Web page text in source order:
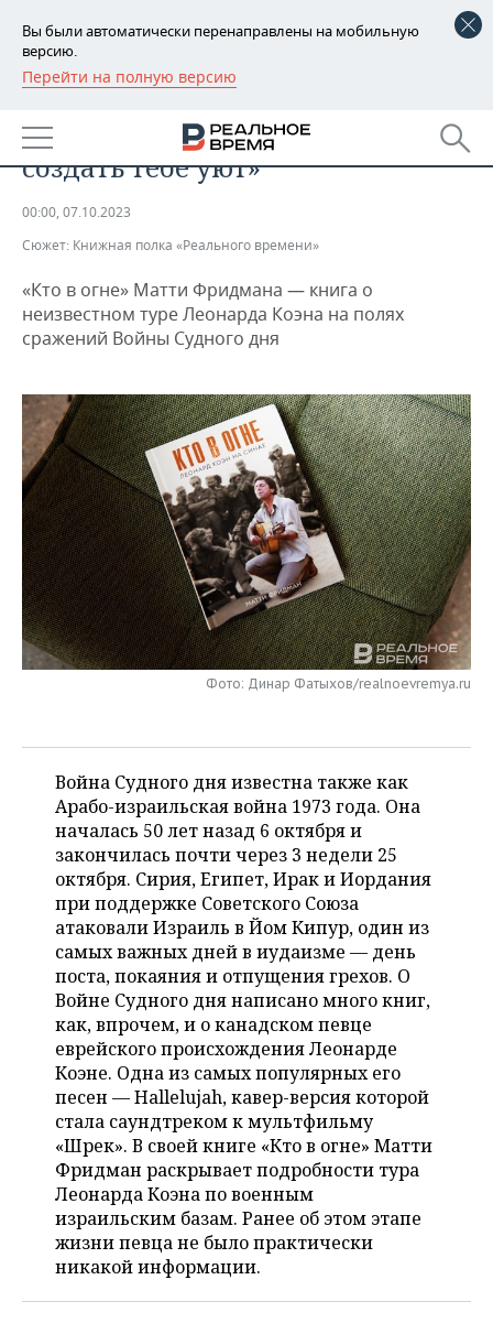
Вы были автоматически перенаправлены на мобильную
версию.
Перейти на полную версию
РЕГИОНЫ
БАШКОРТОСТАН
ТАТАРСТАН
НОВОСТИ
АНАЛИТИКА
ДЕКЛАРАЦИИ О ДОХОДАХ
КОРОЛИ ГОСЗАКАЗА ПФО
КОМУ ПРИНАДЛЕЖАТ
ТОРГОВЫЕ ЦЕНТРЫ
ТАТАРСТАНА
НОВОСТИ ЭКОНОМИКИ
ФИНАНСЫ
БЮДЖЕТ
ИНВЕСТИЦИИ
ПРОМЫШЛЕННОСТЬ
НОВОСТИ
ПРОМЫШЛЕННОСТИ
АГРОПРОМ
МАШИНОСТРОЕНИЕ
НЕФТЕХИМИЯ
НЕФТЬ
ОПК
ЭНЕРГЕТИКА
НЕДВИЖИМОСТЬ
НОВОСТИ АВТО
БИЗНЕС
НОВОСТИ БИЗНЕСА
РОЗНИЧНАЯ ТОРГОВЛЯ
ТРАНСПОРТ
УСЛУГИ
ТЕХНОЛОГИИ
НОВОСТИ ТЕХНОЛОГИЙ
IT
МЕДИА
ТЕЛЕКОММУНИКАЦИИ
МЕРОПРИЯТИЯ
НОВОСТИ МЕРОПРИЯТИЙ
ВЫЕЗДНАЯ РЕДАКЦИЯ
ОТКРЫТАЯ ЛЕКЦИЯ
СПОРТ
НОВОСТИ СПОРТА
БАСКЕТБОЛ
ВОЛЕЙБОЛ
КИБЕРСПОРТ
ФИГУРНОЕ КАТАНИЕ
ВОДНЫЕ ВИДЫ СПОРТА
ХОККЕЙ С МЯЧОМ
ОБЩЕСТВО
НОВОСТИ ОБЩЕСТВА
ИНФРАСТРУКТУРА
ИСТОРИЯ
КУЛЬТУРА
МЕДИЦИНА
ОБРАЗОВАНИЕ
ПРОИСШЕСТВИЯ
СПРАВОЧНИК
СПИСОК ПЕРСОН
СПИСОК КОМПАНИЙ
ПОЛНАЯ ВЕРСИЯ
«Идет война, но я постараюсь
создать тебе уют»
00:00, 07.10.2023
Сюжет: Книжная полка «Реального времени»
«Кто в огне» Матти Фридмана — книга о
неизвестном туре Леонарда Коэна на полях
сражений Войны Судного дня
Фото: Динар Фатыхов/realnoevremya.ru
Война Судного дня известна также как
Арабо-израильская война 1973 года. Она
началась 50 лет назад 6 октября и
закончилась почти через 3 недели 25
октября. Сирия, Египет, Ирак и Иордания
при поддержке Советского Союза
атаковали Израиль в Йом Кипур, один из
самых важных дней в иудаизме — день
поста, покаяния и отпущения грехов. О
Войне Судного дня написано много книг,
как, впрочем, и о канадском певце
еврейского происхождения Леонарде
Коэне. Одна из самых популярных его
песен — Hallelujah, кавер-версия которой
стала саундтреком к мультфильму
«Шрек». В своей книге «Кто в огне» Матти
Фридман раскрывает подробности тура
Леонарда Коэна по военным
израильским базам. Ранее об этом этапе
жизни певца не было практически
никакой информации.